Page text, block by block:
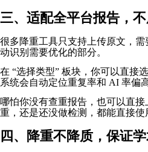
三、适配全平台报告，
很多降重工具只支持上传原文，
动识别需要优化的部分。
在 “选择类型” 板块，你可以直接
系统会自动定位重复率和 AI 率偏
哪怕你没有查重报告，也可以直
重，还是还没做检测，都能直接使
四、降重不降质，保证